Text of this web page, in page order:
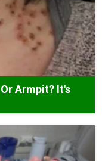
Armpit? It's